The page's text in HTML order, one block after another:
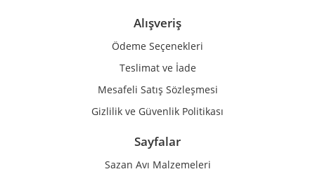
Alışveriş
Ödeme Seçenekleri
Teslimat ve İade
Mesafeli Satış Sözleşmesi
Gizlilik ve Güvenlik Politikası
Sayfalar
Sazan Avı Malzemeleri